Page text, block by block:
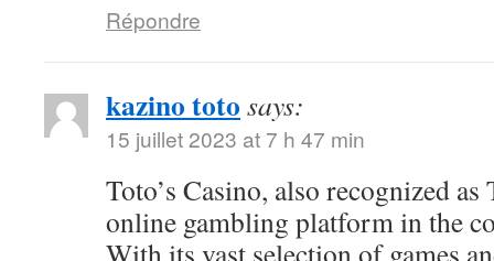
Répondre
kazino toto says:
15 juillet 2023 at 7 h 47 min
Toto’s Casino, also recognized
online gambling platform in the
With its vast selection of games